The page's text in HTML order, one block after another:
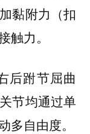
黏附力（扣
触力。
后跗节屈曲
节均通过单
多自由度。